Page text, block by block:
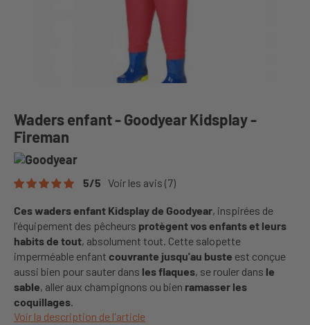
Waders enfant - Goodyear Kidsplay -
Fireman
5/5 Voir les avis (7)
Ces waders enfant Kidsplay de Goodyear, inspirées de
l'équipement des pêcheurs protègent vos enfants et leurs
habits de tout, absolument tout. Cette salopette
imperméable enfant couvrante jusqu'au buste est conçue
aussi bien pour sauter dans les flaques, se rouler dans le
sable, aller aux champignons ou bien ramasser les
coquillages.
Voir la description de l'article